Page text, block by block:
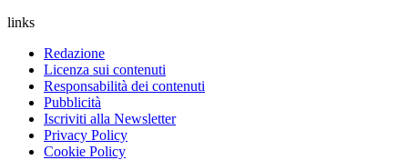
links
Redazione
Licenza sui contenuti
Responsabilità dei contenuti
Pubblicità
Iscriviti alla Newsletter
Privacy Policy
Cookie Policy